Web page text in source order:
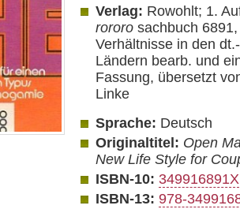
Verlag: Rowohlt; 1.
rororo sachbuch
Verhältnisse in den
Ländern bearb. und
Fassung, übersetzt
Linke
Sprache: Deutsch
Originaltitel: Open
New Life Style for
ISBN-10: 349916891X
ISBN-13: 978-